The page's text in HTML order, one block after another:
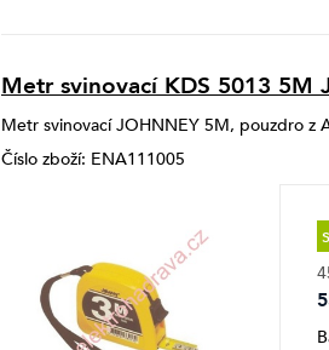
Metr svinovací KDS 5013 5M
Metr svinovací JOHNNEY 5M, pouzdro z
Číslo zboží: ENA111005